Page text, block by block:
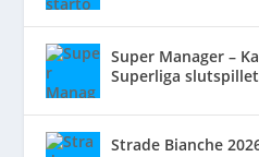
Super Manager –
Superliga
Strade Bianche